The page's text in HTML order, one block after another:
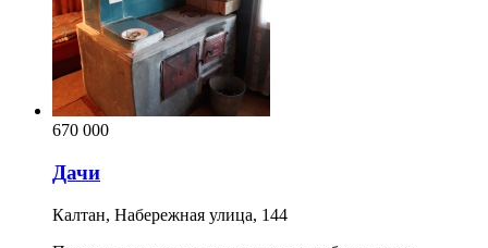
670 000
Дачи
Калтан, Набережная улица, 144